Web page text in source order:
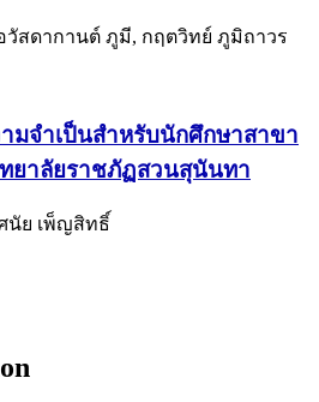
วัสดากานต์ ภูมี, กฤตวิทย์ ภูมิถาวร
มจำเป็นสำหรับนักศึกษาสาขา
ยาลัยราชภัฏสวนสุนันทา
ศนัย เพ็ญสิทธิ์